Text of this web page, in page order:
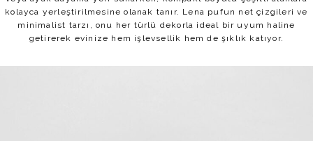
kolayca yerleştirilmesine olanak tanır. Lena pufun net çizgileri ve
minimalist tarzı, onu her türlü dekorla ideal bir uyum haline
getirerek evinize hem işlevsellik hem de şıklık katıyor.